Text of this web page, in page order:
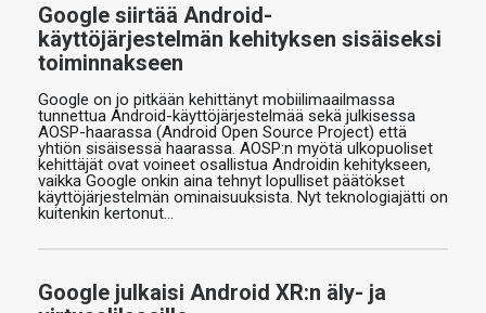
Google siirtää Android-
käyttöjärjestelmän kehityksen sisäiseksi
toiminnakseen
Google on jo pitkään kehittänyt mobiilimaailmassa
tunnettua Android-käyttöjärjestelmää sekä julkisessa
AOSP-haarassa (Android Open Source Project) että
yhtiön sisäisessä haarassa. AOSP:n myötä ulkopuoliset
kehittäjät ovat voineet osallistua Androidin kehitykseen,
vaikka Google onkin aina tehnyt lopulliset päätökset
käyttöjärjestelmän ominaisuuksista. Nyt teknologiajätti on
kuitenkin kertonut…
Google julkaisi Android XR:n äly- ja